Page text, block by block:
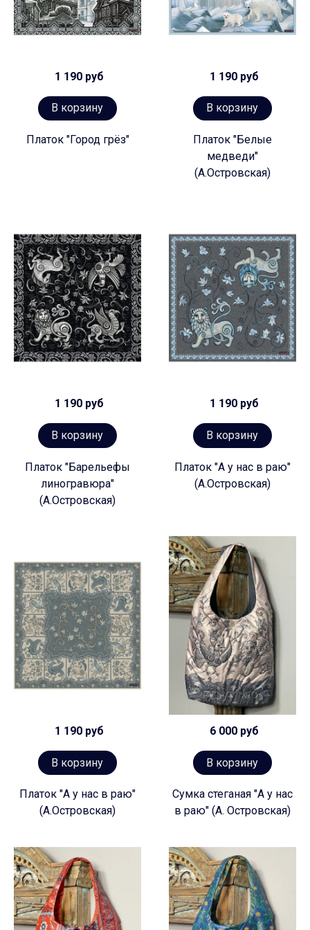
1 190 руб
В корзину
Платок "Город грёз"
1 190 руб
В корзину
Платок "Белые
медведи"
(А.Островская)
1 190 руб
В корзину
Платок "Барельефы
линогравюра"
(А.Островская)
1 190 руб
В корзину
Платок "А у нас в раю"
(А.Островская)
1 190 руб
В корзину
Платок "А у нас в раю"
(А.Островская)
6 000 руб
В корзину
Сумка стеганая "А у нас
в раю" (А. Островская)